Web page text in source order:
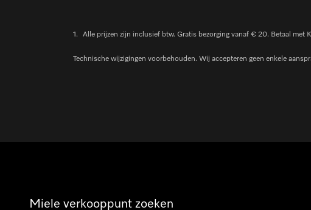
1. Alle prijzen zijn inclusief btw. Gratis bezorging vanaf € 20. Betaal met
Technische wijzigingen voorbehouden. Wij accepteren geen enkele
Miele verkooppunt zoeken